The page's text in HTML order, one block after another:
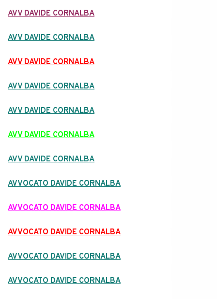
AVV DAVIDE CORNALBA
AVV DAVIDE CORNALBA
AVV DAVIDE CORNALBA
AVV DAVIDE CORNALBA
AVV DAVIDE CORNALBA
AVV DAVIDE CORNALBA
AVV DAVIDE CORNALBA
AVVOCATO DAVIDE CORNALBA
AVVOCATO DAVIDE CORNALBA
AVVOCATO DAVIDE CORNALBA
AVVOCATO DAVIDE CORNALBA
AVVOCATO DAVIDE CORNALBA